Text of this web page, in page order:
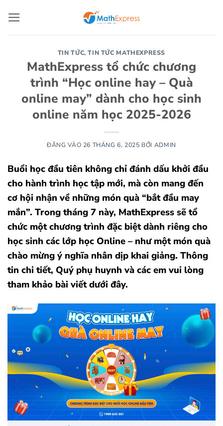
qua
TIN TỨC,TIN TỨC MATHEXPRESS
MathExpress tổ chức chương
trình “Học online hay – Quà
online may” dành cho học sinh
online năm học 2025-2026
ĐĂNG VÀO 26 THÁNG 6, 2025 BỞI ADMIN
Buổi học đầu tiên không chỉ đánh dấu khởi đầu
cho hành trình học tập mới, mà còn mang đến
cơ hội nhận về những món quà “bắt đầu may
mắn”. Trong tháng 7 này, MathExpress sẽ tổ
chức một chương trình đặc biệt dành riêng cho
học sinh các lớp học Online – như một món quà
chào mừng ý nghĩa nhân dịp khai giảng. Thông
tin chi tiết, Quý phụ huynh và các em vui lòng
tham khảo bài viết dưới đây.